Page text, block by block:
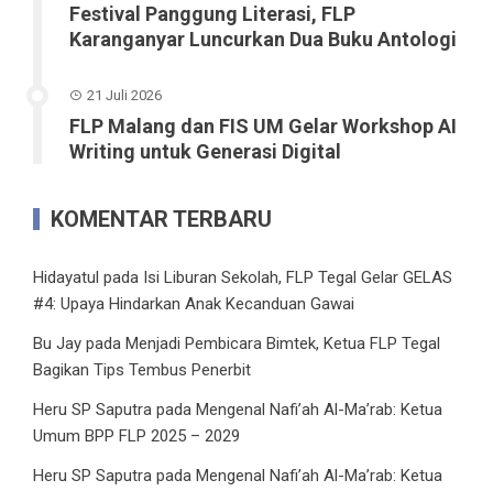
Festival Panggung Literasi, FLP
Karanganyar Luncurkan Dua Buku Antologi
21 Juli 2026
FLP Malang dan FIS UM Gelar Workshop AI
Writing untuk Generasi Digital
KOMENTAR TERBARU
Hidayatul pada Isi Liburan Sekolah, FLP Tegal Gelar GELAS
#4: Upaya Hindarkan Anak Kecanduan Gawai
Bu Jay pada Menjadi Pembicara Bimtek, Ketua FLP Tegal
Bagikan Tips Tembus Penerbit
Heru SP Saputra pada Mengenal Nafi’ah Al-Ma’rab: Ketua
Umum BPP FLP 2025 – 2029
Heru SP Saputra pada Mengenal Nafi’ah Al-Ma’rab: Ketua